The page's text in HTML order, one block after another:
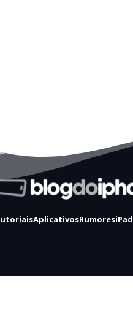
AplicativosRumoresiPad